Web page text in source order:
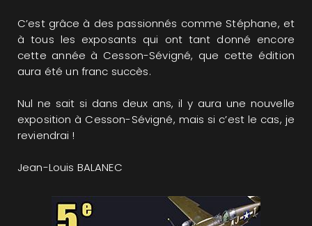
C’est grâce à des passionnés comme Stéphane, et
à tous les exposants qui ont tant donné encore
cette année à Cesson-Sévigné, que cette édition
aura été un franc succès.
Nul ne sait si dans deux ans, il y aura une nouvelle
exposition à Cesson-Sévigné, mais si c’est le cas, je
reviendrai !
Jean-Louis BALANEC